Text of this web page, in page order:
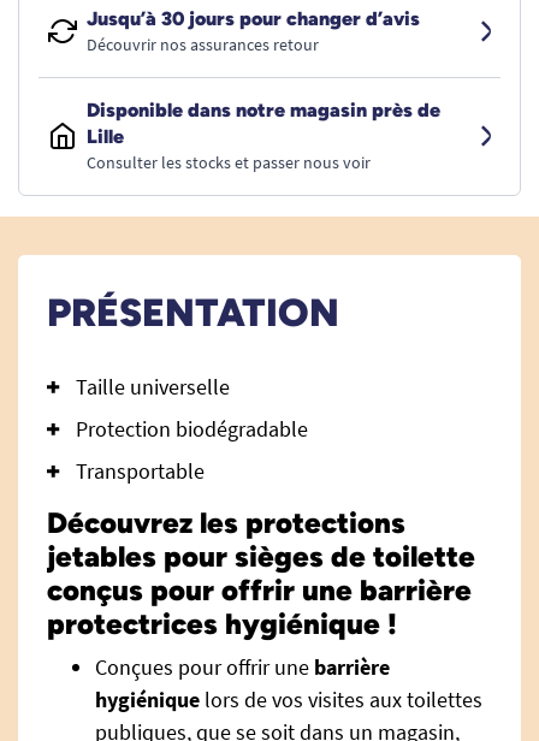
Jusqu’à 30 jours pour changer d’avis
Découvrir nos assurances retour
Disponible dans notre magasin près de
Lille
Consulter les stocks et passer nous voir
PRÉSENTATION
Taille universelle
Protection biodégradable
Transportable
Découvrez les protections
jetables pour sièges de toilette
conçus pour offrir une barrière
protectrices hygiénique !
Conçues pour offrir une barrière
hygiénique lors de vos visites aux toilettes
publiques, que se soit dans un magasin,